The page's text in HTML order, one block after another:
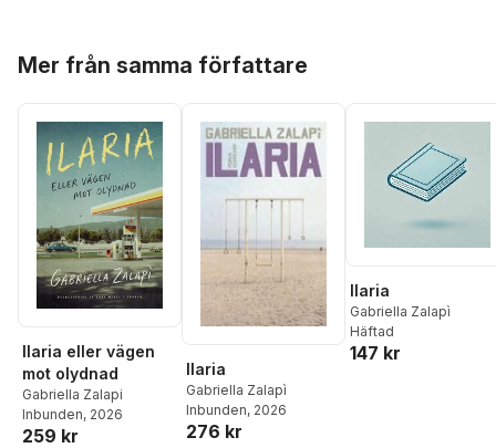
Mer från samma författare
Ilaria eller vägen
mot olydnad
Gabriella Zalapi
Inbunden, 2026
259 kr
Ilaria
Gabriella Zalapì
Inbunden, 2026
276 kr
Ilaria
Gabriella Zalapì
Häftad
147 kr